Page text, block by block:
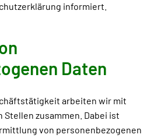
informiert.
Daten
arbeiten wir mit
zusammen. Dabei ist
von personenbezogenen